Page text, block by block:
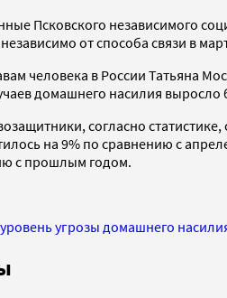
Псковского независимого
от способа связи в
человека в России Татьяна
домашнего насилия выросло
согласно
на 9% по сравнению с
с прошлым годом.
угрозы домашнего